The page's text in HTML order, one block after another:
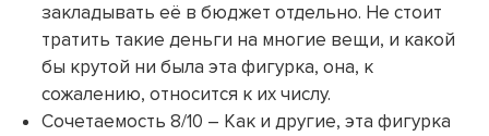
закладывать её в бюджет отдельно. Не стоит
тратить такие деньги на многие вещи, и какой
бы крутой ни была эта фигурка, она, к
сожалению, относится к их числу.
Сочетаемость 8/10 – Как и другие, эта фигурка